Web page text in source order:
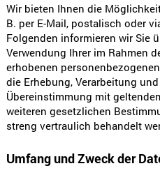
Wir bieten Ihnen die
B. per E-Mail, postalisch oder
Folgenden informieren wir Sie
Verwendung Ihrer im Rahmen
erhobenen
die Erhebung, Verarbeitung
Übereinstimmung mit
weiteren gesetzlichen
streng vertraulich behandelt
Umfang und Zweck der